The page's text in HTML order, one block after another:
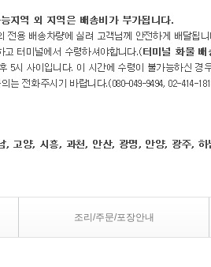
조리/주문/포장안내